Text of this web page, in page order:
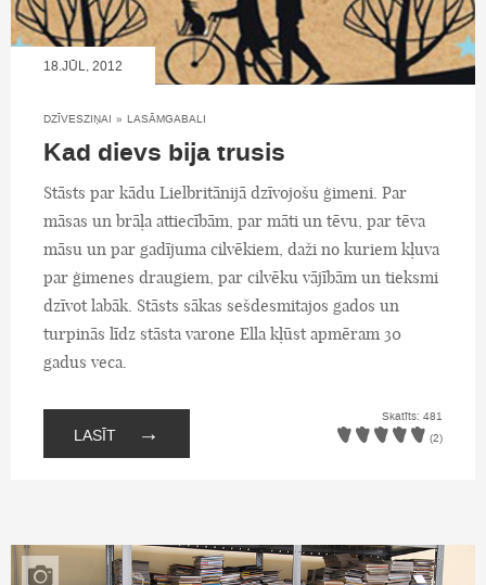
18.JŪL, 2012
DZĪVESZIŅAI » LASĀMGABALI
Kad dievs bija trusis
Stāsts par kādu Lielbritānijā dzīvojošu ģimeni. Par
māsas un brāļa attiecībām, par māti un tēvu, par tēva
māsu un par gadījuma cilvēkiem, daži no kuriem kļuva
par ģimenes draugiem, par cilvēku vājībām un tieksmi
dzīvot labāk. Stāsts sākas sešdesmitajos gados un
turpinās līdz stāsta varone Ella kļūst apmēram 30
gadus veca.
LASĪT →
Skatīts: 481
(2)